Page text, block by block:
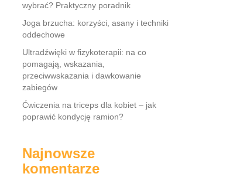
wybrać? Praktyczny poradnik
Joga brzucha: korzyści, asany i techniki
oddechowe
Ultradźwięki w fizykoterapii: na co
pomagają, wskazania,
przeciwwskazania i dawkowanie
zabiegów
Ćwiczenia na triceps dla kobiet – jak
poprawić kondycję ramion?
Najnowsze
komentarze